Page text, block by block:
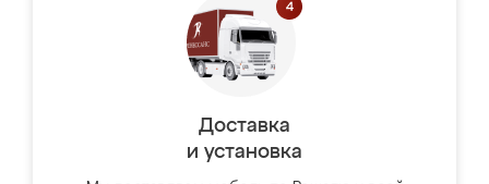
Доставка
и установка